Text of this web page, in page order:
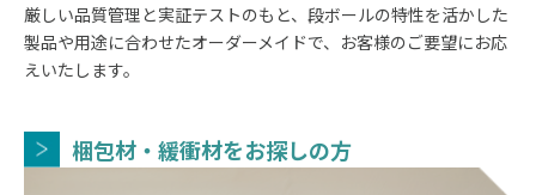
厳しい品質管理と実証テストのもと、段ボールの特性を活かした
製品や用途に合わせたオーダーメイドで、お客様のご要望にお応
えいたします。
梱包材・緩衝材をお探しの方